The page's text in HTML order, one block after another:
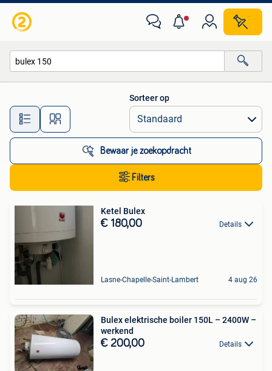
Alle afstanden…
Sorteer op
Bewaar je zoekopdracht
Filters
Ketel Bulex
€ 180,00 Details
Lasne-Chapelle-Saint-Lambert 4 aug 26
Bulex elektrische boiler 150L – 2400W –
werkend
€ 200,00 Details